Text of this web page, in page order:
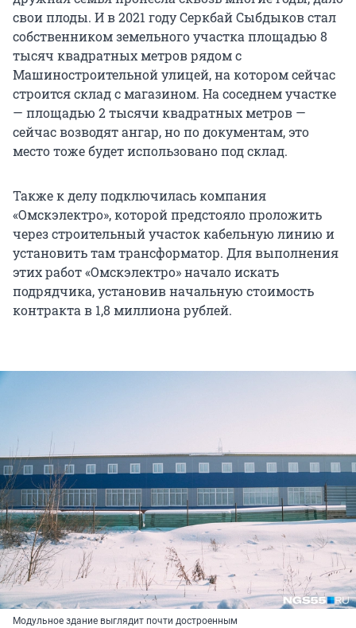
свои плоды. И в 2021 году Серкбай Сыбдыков стал
собственником земельного участка площадью 8
тысяч квадратных метров рядом с
Машиностроительной улицей, на котором сейчас
строится склад с магазином. На соседнем участке
— площадью 2 тысячи квадратных метров —
сейчас возводят ангар, но по документам, это
место тоже будет использовано под склад.
Также к делу подключилась компания
«Омскэлектро», которой предстояло проложить
через строительный участок кабельную линию и
установить там трансформатор. Для выполнения
этих работ «Омскэлектро» начало искать
подрядчика, установив начальную стоимость
контракта в 1,8 миллиона рублей.
Модульное здание выглядит почти достроенным